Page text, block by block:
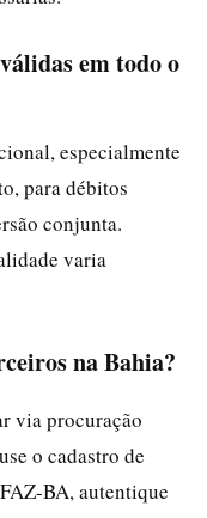
em todo o
especialmente
para débitos
conjunta.
varia
na Bahia?
via procuração
o cadastro de
BA, autentique